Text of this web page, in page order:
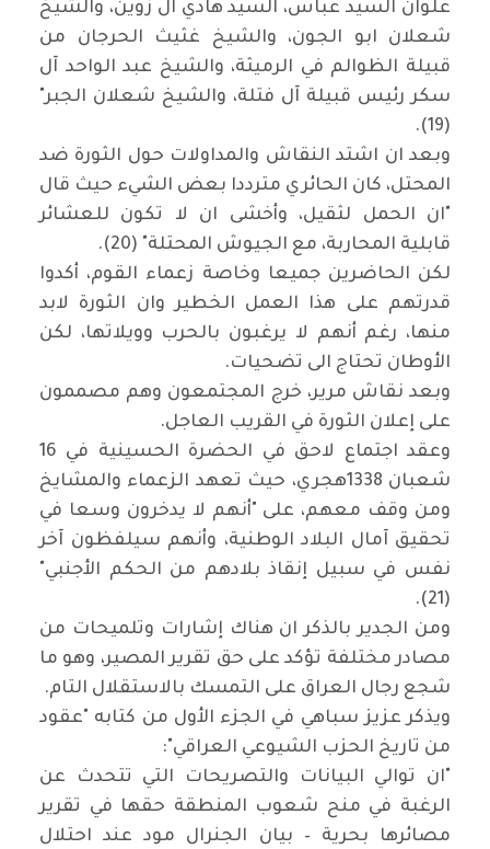
علوان السيد عباس، السيد هادي آل زوين، والشيخ
شعلان ابو الجون، والشيخ غثيث الحرجان من
قبيلة الظوالم في الرميثة، والشيخ عبد الواحد آل
سكر رئيس قبيلة آل فتلة، والشيخ شعلان الجبر"
(19).
وبعد ان اشتد النقاش والمداولات حول الثورة ضد
المحتل، كان الحائري مترددا بعض الشيء حيث قال
"ان الحمل لثقيل، وأخشى ان لا تكون للعشائر
قابلية المحاربة، مع الجيوش المحتلة" (20).
لكن الحاضرين جميعا وخاصة زعماء القوم، أكدوا
قدرتهم على هذا العمل الخطير وان الثورة لابد
منها، رغم أنهم لا يرغبون بالحرب وويلاتها، لكن
الأوطان تحتاج الى تضحيات.
وبعد نقاش مرير، خرج المجتمعون وهم مصممون
على إعلان الثورة في القريب العاجل.
وعقد اجتماع لاحق في الحضرة الحسينية في 16
شعبان 1338هجري، حيث تعهد الزعماء والمشايخ
ومن وقف معهم، على "أنهم لا يدخرون وسعا في
تحقيق آمال البلاد الوطنية، وأنهم سيلفظون آخر
نفس في سبيل إنقاذ بلادهم من الحكم الأجنبي"
(21).
ومن الجدير بالذكر ان هناك إشارات وتلميحات من
مصادر مختلفة تؤكد على حق تقرير المصير، وهو ما
شجع رجال العراق على التمسك بالاستقلال التام.
ويذكر عزيز سباهي في الجزء الأول من كتابه "عقود
من تاريخ الحزب الشيوعي العراقي":
"ان توالي البيانات والتصريحات التي تتحدث عن
الرغبة في منح شعوب المنطقة حقها في تقرير
مصائرها بحرية – بيان الجنرال مود عند احتلال